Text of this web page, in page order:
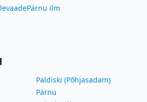
Pärnu ilm
Paldiski (Põhjasadam)
Pärnu